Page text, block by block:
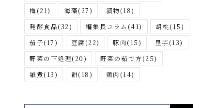
梅(21) 海藻(27) 漬物(18)
発酵食品(32) 編集長コラム (41) 胡桃(15)
茄子(17) 豆腐(22) 豚肉(15) 里芋(13)
野菜の下処理(20) 野菜の茹で方(25)
雑煮(13) 餅(18) 鶏肉(14)